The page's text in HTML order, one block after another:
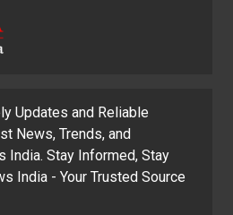
Updates and Reliable
News, Trends, and
India. Stay Informed, Stay
India - Your Trusted Source